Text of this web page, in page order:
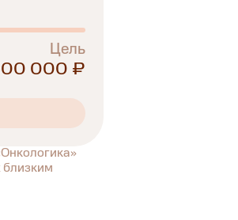
Цель
000 ₽
близким